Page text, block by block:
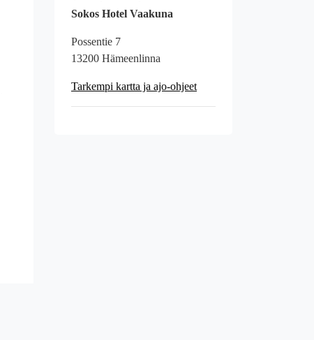
Sokos Hotel Vaakuna
Possentie 7
13200 Hämeenlinna
Tarkempi kartta ja ajo-ohjeet